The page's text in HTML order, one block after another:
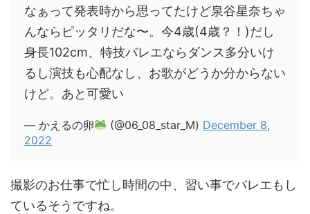
なぁって発表時から思ってたけど泉谷星奈ちゃ
んならピッタリだな〜。今4歳(4歳？！)だし
身長102cm、特技バレエならダンス多分いけ
るし演技も心配なし、お歌がどうか分からない
けど。あと可愛い
— かえるの卵 (@06_08_star_M) December 8,
2022
撮影のお仕事で忙し時間の中、習い事でバレエもし
ているそうですね。